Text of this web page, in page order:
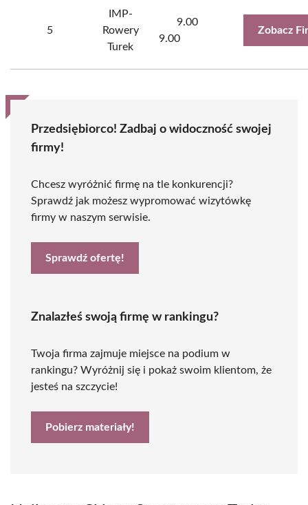
5
IMP-
Rowery
Turek
9.00
9.00
Zobacz
Przedsiębiorco! Zadbaj o widoczność swojej
firmy!
Chcesz wyróżnić firmę na tle konkurencji?
Sprawdź jak możesz wypromować wizytówkę
firmy w naszym serwisie.
Sprawdź ofertę!
Znalazłeś swoją firmę w rankingu?
Twoja firma zajmuje miejsce na podium w
rankingu? Wyróżnij się i pokaż swoim klientom, że
jesteś na szczycie!
Pobierz materiały!